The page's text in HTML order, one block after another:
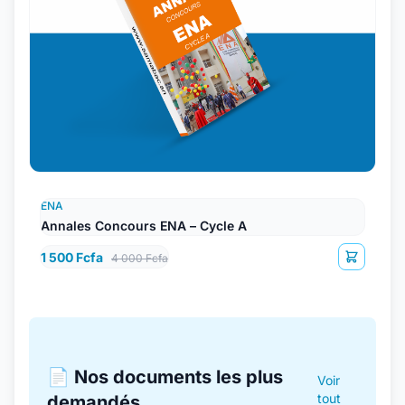
ENA
Annales Concours ENA – Cycle A
1 500 Fcfa 4 000 Fcfa
📄 Nos documents les plus
Voir
tout